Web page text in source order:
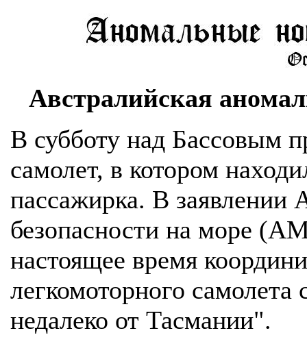
Aвcтpaлийcкaя
В субботу над Бассовым
самолет, в котором
пассажирка. В заявлении
безопасности на море
настоящее время
легкомоторного
недалеко от Тасмании".